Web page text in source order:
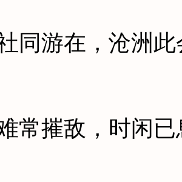
游在，沧洲此
摧敌，时闲已